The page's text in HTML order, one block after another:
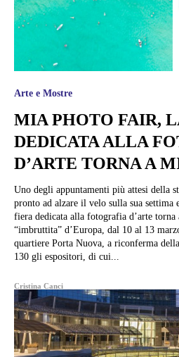
Arte e Mostre
MIA PHOTO FAIR,
DEDICATA ALLA
D’ARTE TORNA A
Uno degli appuntamenti più attesi della
pronto ad alzare il velo sulla sua
fiera dedicata alla fotografia d’arte
“imbruttita” d’Europa, dal 10 al 13
quartiere Porta Nuova, a riconferma
130 gli espositori, di cui...
Cristina Canci